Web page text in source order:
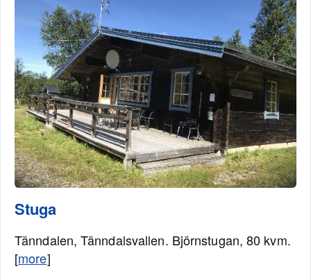
Stuga
Tänndalen, Tänndalsvallen. Björnstugan, 80 kvm.
[more]